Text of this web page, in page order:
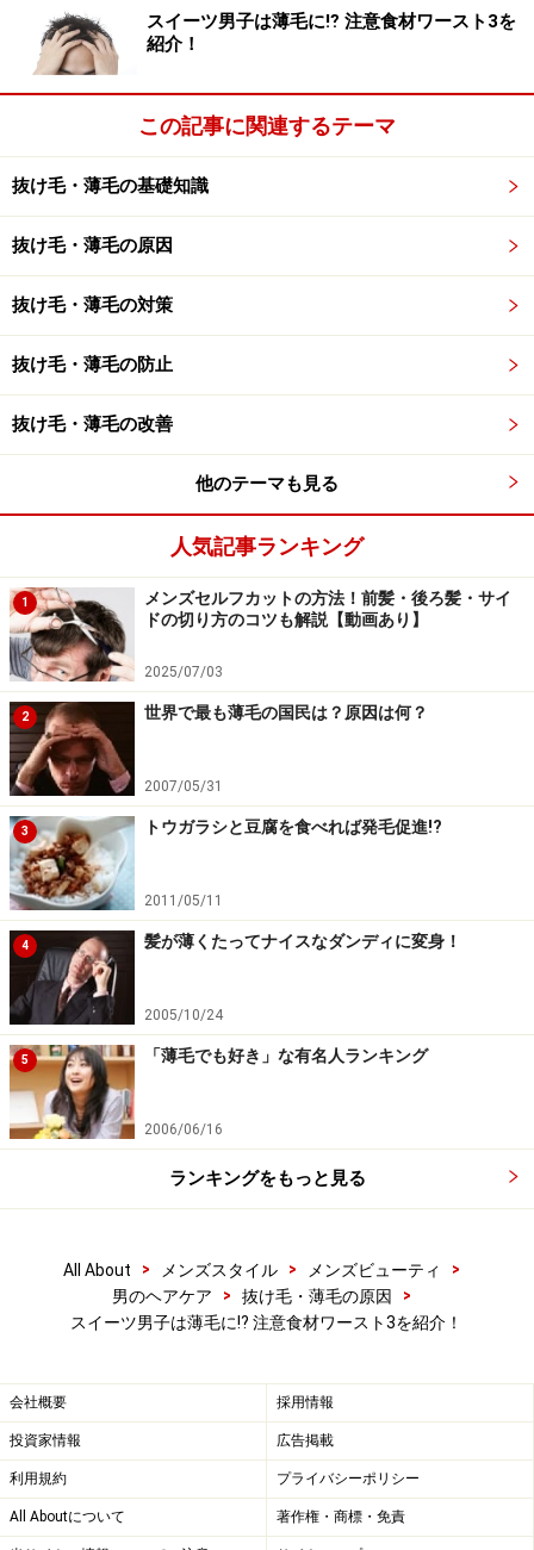
いかもしれませんね。
食欲に任せて食べてしまうと、ますます知覚神経が麻痺
してIGF-Iが減少してしまいます。ついには、せっかく食
べていたトウガラシや豆腐の働きも台無しに……。近頃
「スイーツ男子」なる男性も登場しているようです。し
性は、スイーツを食べ過ぎないように注意しましょう。
2.塩分の多いメニュー（ラーメン、ファス
トフードなど）
ラーメンに含まれる多くの塩分がIGF-I分泌を阻止する
胃の知覚神経は、塩に刺激される性質があります。とな
れば、塩分の多い食事はむしろ育毛・発毛を促進させる
のでは？ と考えてしまうかもしれませんが、ラーメンや
ファストフードに含まれる塩分は、皆さんが考えている
以上に多いのが問題です。
例えば、
ラーメン 5～6ｇ
ハンバーガー&ポテト 2.5～3ｇ（「ビッグ」「メ
ガ」サイズなら倍増する場合も）
コンビニ弁当 3～5g
牛丼 3～4ｇ
といった具合です。これらの数字だけ見るとあまりピン
とこないのですが、健康維持のために成人が必要とする
塩分は1日10ｇ（小さじ1と3分の2）が目安と聞けば、上
記のメニューがいかに塩分を多く含んでいるかわかるで
しょう。
塩分の摂り過ぎは、前述した甘いものの多食同様に胃の
知覚神経を過剰に刺激し、働きを低下させてしまうの
毛男性が食べ過ぎると、抜け毛・薄毛対策に悪影響を及
ぼすことも考えられます。
塩分を排泄させる効果が高いカリウムを多く含む野菜、
果物を食べる、あるいは野菜・果物ジュースを飲めばい
いのでは？ ともいわれますが、仮に最終的にある程度は
体外に排泄できたとしても、多くの塩分が胃の知覚神経
を麻痺させることには変わりありません。
スイーツ男子は薄毛に⁉ 注意食材ワースト3を
紹介！
この記事に関連するテーマ
抜け毛・薄毛の基礎知識
抜け毛・薄毛の原因
抜け毛・薄毛の対策
抜け毛・薄毛の防止
抜け毛・薄毛の改善
他のテーマも見る
人気記事ランキング
1
メンズセルフカットの方法！前髪・後ろ髪・サイ
ドの切り方のコツも解説【動画あり】
2025/07/03
2 世界で最も薄毛の国民は？原因は何？
2007/05/31
3 トウガラシと豆腐を食べれば発毛促進!?
2011/05/11
4 髪が薄くたってナイスなダンディに変身！
2005/10/24
5 「薄毛でも好き」な有名人ランキング
2006/06/16
ランキングをもっと見る
All About > メンズスタイル > メンズビューティ
>
男のヘアケア
> 抜け毛・薄毛の原因
>
スイーツ男子は薄毛に⁉ 注意食材ワースト3を紹介！
会社概要 採用情報
投資家情報 広告掲載
利用規約 プライバシーポリシー
All Aboutについて 著作権・商標・免責